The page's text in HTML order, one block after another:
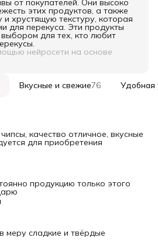
от покупателей. Они высоко
этих продуктов, а также
хрустящую текстуру, которая
для перекуса. Эти продукты
для тех, кто любит
нейросети на основе
Вкусные и свежие76
Удобная
качество отличное, вкусные
для приобретения
продукцию только этого
меру сладкие и твёрдые